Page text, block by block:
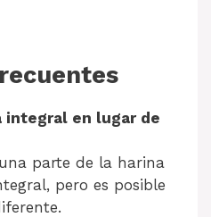
integral en lugar de
parte de la harina
pero es posible